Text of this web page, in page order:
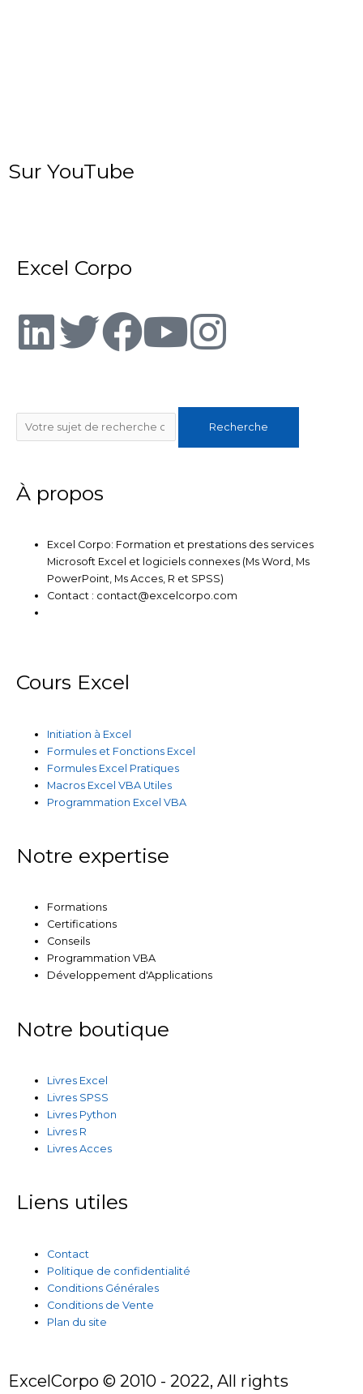
Sur YouTube
Excel Corpo
L
n
k
e
d
n
T
i
t
t
e
r
F
c
e
o
o
k
Y
u
t
b
e
I
s
t
g
r
a
Rechercher
Recherche
À propos
Excel Corpo: Formation et prestations des services
Microsoft Excel et logiciels connexes (Ms Word, Ms
PowerPoint, Ms Acces, R et SPSS)
Contact : contact@excelcorpo.com
Cours Excel
Initiation à Excel
Formules et Fonctions Excel
Formules Excel Pratiques
Macros Excel VBA Utiles
Programmation Excel VBA
Notre expertise
Formations
Certifications
Conseils
Programmation VBA
Développement d'Applications
Notre boutique
Livres Excel
Livres SPSS
Livres Python
Livres R
Livres Acces
Liens utiles
Contact
Politique de confidentialité
Conditions Générales
Conditions de Vente
Plan du site
ExcelCorpo © 2010 - 2022, All rights